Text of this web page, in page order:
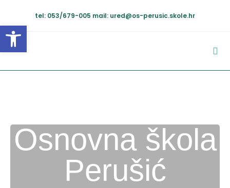
Open toolbar
tel: 053/679-005 mail: ured@os-perusic.skole.hr
Osnovna škola
Perušić